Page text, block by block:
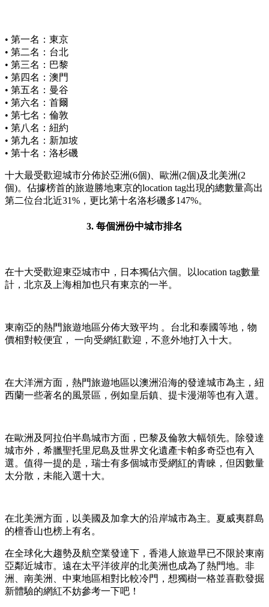
• 第一名：東京
• 第二名：台北
• 第三名：巴黎
• 第四名：澳門
• 第五名：曼谷
• 第六名：首爾
• 第七名：倫敦
• 第八名：紐約
• 第九名：新加坡
• 第十名：洛杉磯
十大最受歡迎城市分佈於亞洲(6個)、歐洲(2個)及北美洲(2
個)。佔據榜首的旅遊勝地東京的location tag出現的總數量高出
第二位台北近31%，更比第十名洛杉磯多147%。
3. 每個洲份中城市排名
在十大受歡迎東亞城市中，日本獨佔六個。以location tag數量
計，北京及上海相加也只有東京的一半。
東南亞的熱門旅遊地區分佈大致平均 。台北和泰國等地，物
價相對較便宜， 一向受網紅歡迎，不意外地打入十大。
在大洋洲方面，熱門旅遊地區以澳洲沿海的發達城市為主，紐
西蘭一些著名的風景區，例如皇后鎮、提卡漫湖等也有入選。
在歐洲及阿拉伯半島城市方面，巴黎及倫敦大幅領先。除發達
城市外，希臘聖托里尼島及世界文化遺產卡帕多奇亞也有入
選。值得一提的是，瑞士有多個城市受網紅的青睞，但因數量
太分散，未能入選十大。
在北美洲方面，以美國及加拿大的沿岸城市為主。夏威夷群島
的檀香山也榜上有名。
在全球化大趨勢及航空業發達下，香港人旅遊早已不限於東南
亞鄰近城市。遠在太平洋彼岸的北美洲也成為了熱門地。非
洲、南美洲、中東地區相對比較冷門，想獨樹一格並喜歡發掘
新體驗的網紅不妨參考一下吧！